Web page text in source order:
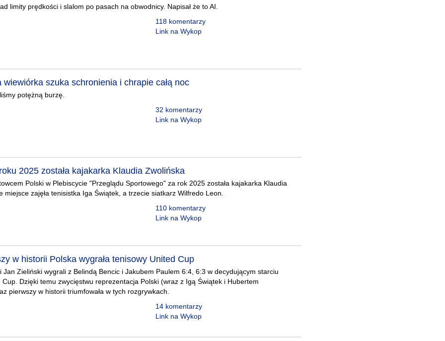
limity prędkości i slalom po pasach na obwodnicy. Napisał że to AI.
118 komentarzy
Link na Wykop
wiewiórka szuka schronienia i chrapie całą noc
potężną burzę.
32 komentarzy
Link na Wykop
2025 została kajakarka Klaudia Zwolińska
Polski w Plebiscycie "Przeglądu Sportowego" za rok 2025 została kajakarka Klaudia
miejsce zajęła tenisistka Iga Świątek, a trzecie siatkarz Wilfredo Leon.
110 komentarzy
Link na Wykop
w historii Polska wygrała tenisowy United Cup
Jan Zieliński wygrali z Belindą Bencic i Jakubem Paulem 6:4, 6:3 w decydującym starciu
Cup. Dzięki temu zwycięstwu reprezentacja Polski (wraz z Igą Świątek i Hubertem
pierwszy w historii triumfowała w tych rozgrywkach.
14 komentarzy
Link na Wykop